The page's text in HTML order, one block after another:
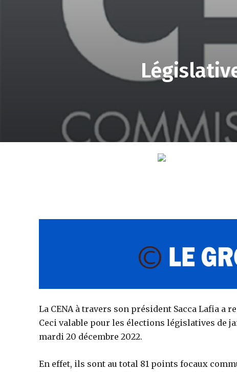
La CENA à travers son président Sacca Lafia
Ceci valable pour les élections législatives de
mardi 20 décembre 2022.
En effet, ils sont au total 81 points focaux